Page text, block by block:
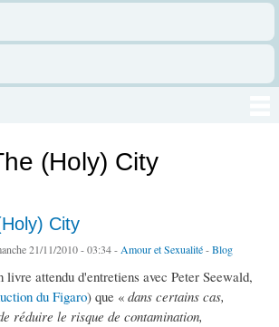
(Holy) City
City
21/11/2010 - 03:34 -Amour et Sexualité-Blog
attendu d'entretiens avec Peter Seewald,
du Figaro) que « dans certains cas,
réduire le risque de contamination,